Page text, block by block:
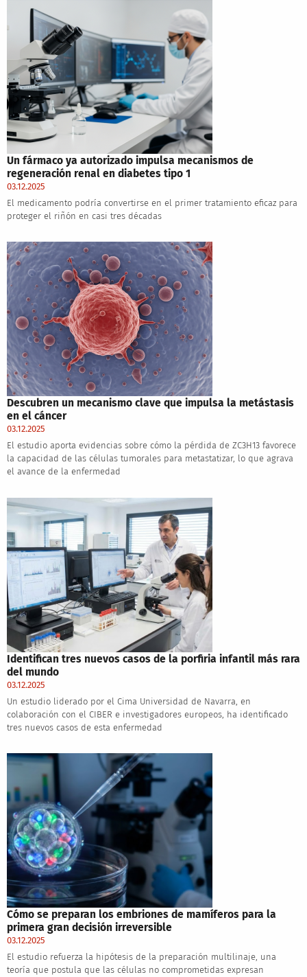
Un fármaco ya autorizado impulsa mecanismos de
regeneración renal en diabetes tipo 1
03.12.2025
El medicamento podría convertirse en el primer tratamiento eficaz para
proteger el riñón en casi tres décadas
Descubren un mecanismo clave que impulsa la metástasis
en el cáncer
03.12.2025
El estudio aporta evidencias sobre cómo la pérdida de ZC3H13 favorece
la capacidad de las células tumorales para metastatizar, lo que agrava
el avance de la enfermedad
Identifican tres nuevos casos de la porfiria infantil más rara
del mundo
03.12.2025
Un estudio liderado por el Cima Universidad de Navarra, en
colaboración con el CIBER e investigadores europeos, ha identificado
tres nuevos casos de esta enfermedad
Cómo se preparan los embriones de mamíferos para la
primera gran decisión irreversible
03.12.2025
El estudio refuerza la hipótesis de la preparación multilinaje, una
teoría que postula que las células no comprometidas expresan